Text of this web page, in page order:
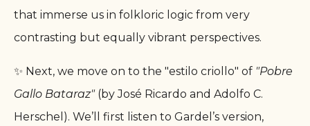
that immerse us in folkloric logic from very
contrasting but equally vibrant perspectives.
✨ Next, we move on to the "estilo criollo" of "Pobre
Gallo Bataraz"(by José Ricardo and Adolfo C.
Herschel). We’ll first listen to Gardel’s version,